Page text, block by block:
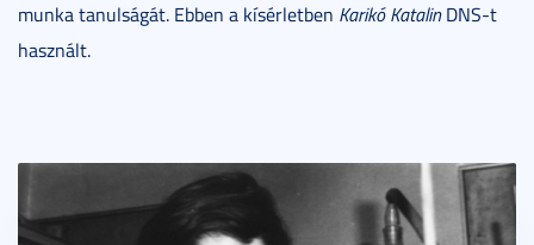
munka tanulságát. Ebben a kísérletben Karikó KatalinDNS-t
használt.